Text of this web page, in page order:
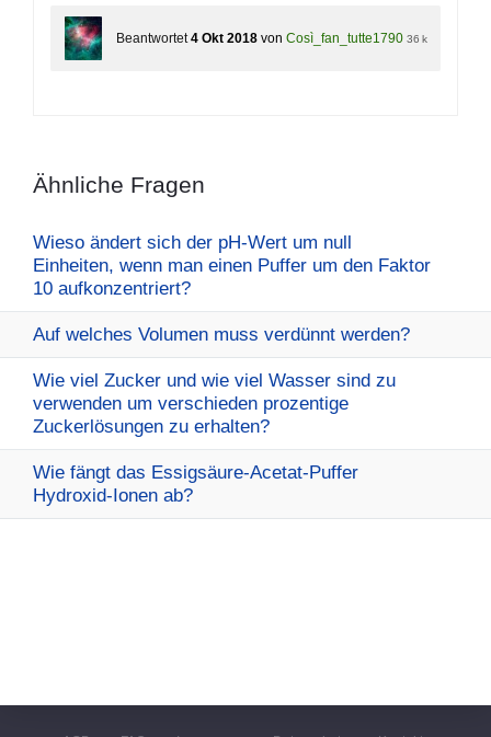
Beantwortet 4 Okt 2018 von Così_fan_tutte1790 36 k
Ähnliche Fragen
Wieso ändert sich der pH-Wert um null
Einheiten, wenn man einen Puffer um den Faktor
10 aufkonzentriert?
Auf welches Volumen muss verdünnt werden?
Wie viel Zucker und wie viel Wasser sind zu
verwenden um verschieden prozentige
Zuckerlösungen zu erhalten?
Wie fängt das Essigsäure-Acetat-Puffer
Hydroxid-Ionen ab?